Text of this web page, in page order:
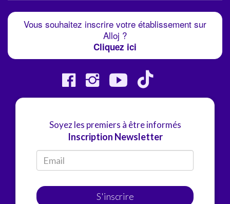
Vous souhaitez inscrire votre établissement sur
Alloj ?
Cliquez ici
Soyez les premiers à être informés
Inscription Newsletter
S'inscrire